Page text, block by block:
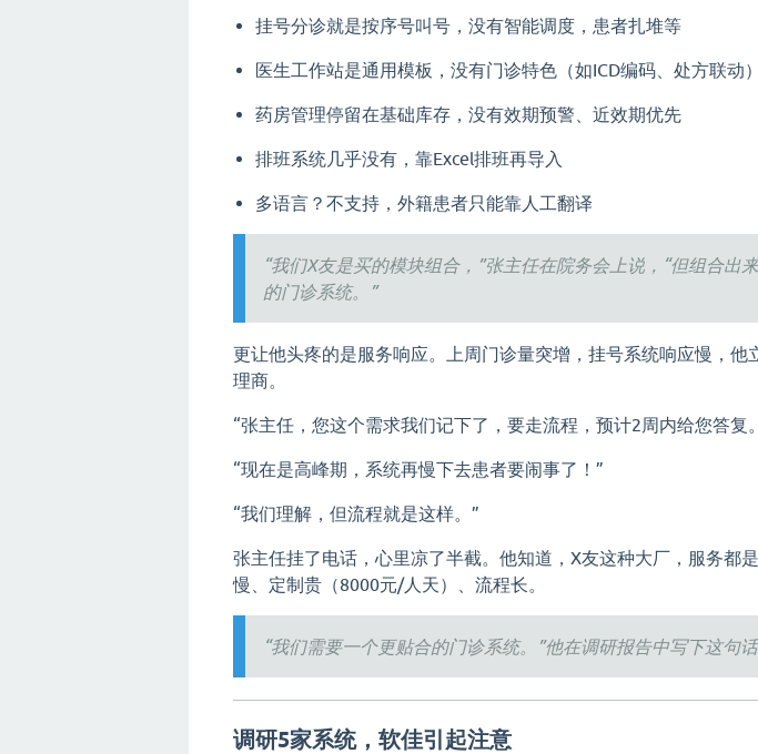
挂号分诊就是按序号叫号，没有智能调度，患者扎堆等
医生工作站是通用模板，没有门诊特色（如ICD编码、处方联动）
药房管理停留在基础库存，没有效期预警、近效期优先
排班系统几乎没有，靠Excel排班再导入
多语言？不支持，外籍患者只能靠人工翻译
“我们X友是买的模块组合，”张主任在院务会上说，“但组合出
的门诊系统。”
更让他头疼的是服务响应。上周门诊量突增，挂号系统响应慢，他
理商。
“张主任，您这个需求我们记下了，要走流程，预计2周内给您答复
“现在是高峰期，系统再慢下去患者要闹事了！”
“我们理解，但流程就是这样。”
张主任挂了电话，心里凉了半截。他知道，X友这种大厂，服务都
慢、定制贵（8000元/人天）、流程长。
“我们需要一个更贴合的门诊系统。”他在调研报告中写下这句话
调研5家系统，软佳引起注意